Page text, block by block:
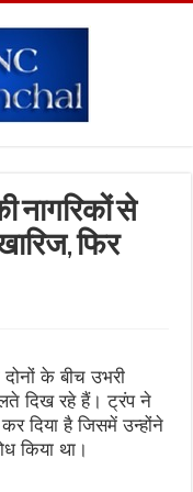
नागरिकों से
फिर
के बीच उभरी
दिख रहे हैं। ट्रंप ने
दिया है जिसमें उन्होंने
किया था।